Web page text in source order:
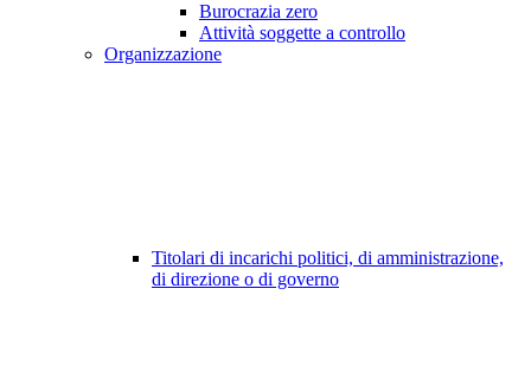
Burocrazia zero
Attività soggette a controllo
Organizzazione
Titolari di incarichi politici, di amministrazione,
di direzione o di governo